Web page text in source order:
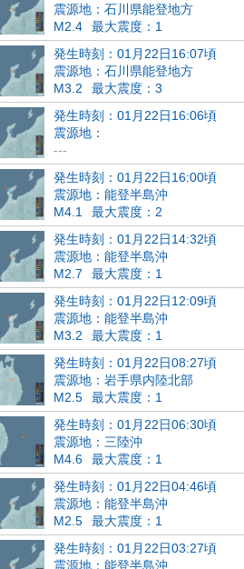
震源地：石川県能登地方
M2.4
最大震度：1
発生時刻：01月22日16:07頃
震源地：石川県能登地方
M3.2
最大震度：3
発生時刻：01月22日16:06頃
震源地：
---
発生時刻：01月22日16:00頃
震源地：能登半島沖
M4.1
最大震度：2
発生時刻：01月22日14:32頃
震源地：能登半島沖
M2.7
最大震度：1
発生時刻：01月22日12:09頃
震源地：能登半島沖
M3.2
最大震度：1
発生時刻：01月22日08:27頃
震源地：岩手県内陸北部
M2.5
最大震度：1
発生時刻：01月22日06:30頃
震源地：三陸沖
M4.6
最大震度：1
発生時刻：01月22日04:46頃
震源地：能登半島沖
M2.5
最大震度：1
発生時刻：01月22日03:27頃
震源地：能登半島沖